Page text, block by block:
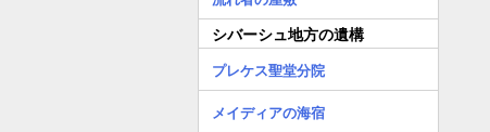
シバーシュ地方の遺構
プレケス聖堂分院
メイディアの海宿